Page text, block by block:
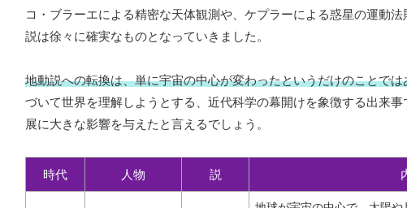
コ・ブラーエによる精密な天体観測や、ケプラーによる惑星の運動
説は徐々に確実なものとなっていきました。
地動説への転換は、単に宇宙の中心が変わったというだけのことでは
づいて世界を理解しようとする、近代科学の幕開けを象徴する出来
展に大きな影響を与えたと言えるでしょう。
時代 人物 説